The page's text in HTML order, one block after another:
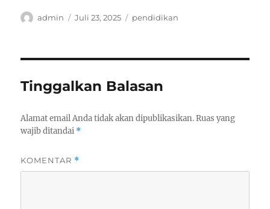
Author
admin
Posted
Juli 23, 2025 Categories
pendidikan
Tinggalkan Balasan
Alamat email Anda tidak akan dipublikasikan. Ruas yang
wajib ditandai *
KOMENTAR *